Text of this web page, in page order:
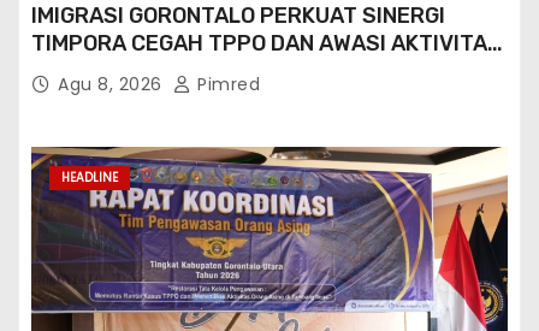
IMIGRASI GORONTALO PERKUAT SINERGI
TIMPORA CEGAH TPPO DAN AWASI AKTIVITAS
ORANG ASING DI GORONTALO UTARA
Agu 8, 2026 Pimred
HEADLINE